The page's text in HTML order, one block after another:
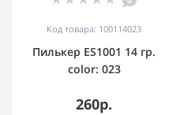
Код товара: 100114023
Пилькер ES1001 14 гр.
color: 023
260р.